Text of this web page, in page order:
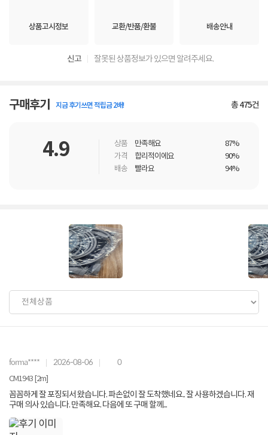
상품고시정보 교환/반품/환불 배송안내
신고 잘못된 상품정보가 있으면 알려주세요.
구매후기 지금 후기쓰면 적립금 2배! 총475건
4.9 상품 만족해요
87%
가격
합리적이에요
90%
배송
빨라요 94%
forma**** 2026-08-06 0
CM1943 [2m]
꼼꼼하게 잘 포징되서 왔습니다. 파손없이 잘 도착했네요.. 잘 사용하겠습니다. 재
구매 의사 있습니다. 만족해요. 다음에 또 구매 할께...